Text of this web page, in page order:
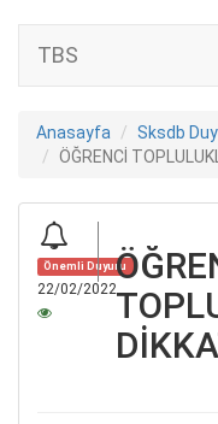
TBS
Anasayfa
Sksdb
ÖĞRENCİ
Önemli Duyuru
22/02/2022